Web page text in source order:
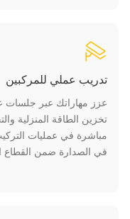
تدريب عملي للمركبين
عزز مهاراتك عبر جلسات
تخزين الطاقة المنزلية
مباشرة في عمليات
في الصدارة ضمن القطاع